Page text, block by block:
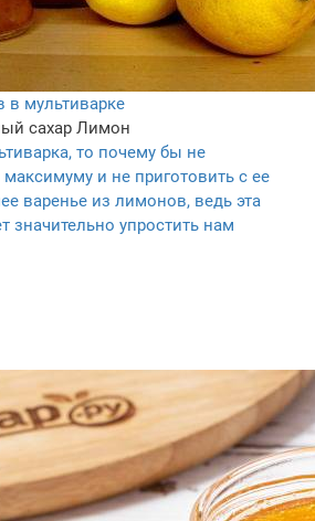
в мультиварке
сахар Лимон
то почему бы не
и не приготовить с ее
варенье из лимонов, ведь эта
значительно упростить нам